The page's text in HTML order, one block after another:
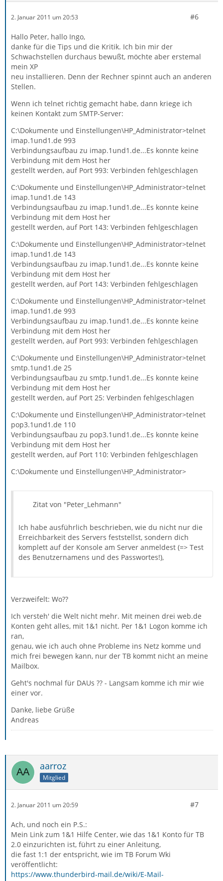
2. Januar 2011 um 20:53 #6
Hallo Peter, hallo Ingo,
danke für die Tips und die Kritik. Ich bin mir der
Schwachstellen durchaus bewußt, möchte aber erstemal
mein XP
neu installieren. Denn der Rechner spinnt auch an anderen
Stellen.
Wenn ich telnet richtig gemacht habe, dann kriege ich
keinen Kontakt zum SMTP-Server:
C:\Dokumente und Einstellungen\HP_Administrator>telnet
imap.1und1.de 993
Verbindungsaufbau zu imap.1und1.de...Es konnte keine
Verbindung mit dem Host her
gestellt werden, auf Port 993: Verbinden fehlgeschlagen
C:\Dokumente und Einstellungen\HP_Administrator>telnet
imap.1und1.de 143
Verbindungsaufbau zu imap.1und1.de...Es konnte keine
Verbindung mit dem Host her
gestellt werden, auf Port 143: Verbinden fehlgeschlagen
C:\Dokumente und Einstellungen\HP_Administrator>telnet
imap.1und1.de 143
Verbindungsaufbau zu imap.1und1.de...Es konnte keine
Verbindung mit dem Host her
gestellt werden, auf Port 143: Verbinden fehlgeschlagen
C:\Dokumente und Einstellungen\HP_Administrator>telnet
imap.1und1.de 993
Verbindungsaufbau zu imap.1und1.de...Es konnte keine
Verbindung mit dem Host her
gestellt werden, auf Port 993: Verbinden fehlgeschlagen
C:\Dokumente und Einstellungen\HP_Administrator>telnet
smtp.1und1.de 25
Verbindungsaufbau zu smtp.1und1.de...Es konnte keine
Verbindung mit dem Host her
gestellt werden, auf Port 25: Verbinden fehlgeschlagen
C:\Dokumente und Einstellungen\HP_Administrator>telnet
pop3.1und1.de 110
Verbindungsaufbau zu pop3.1und1.de...Es konnte keine
Verbindung mit dem Host her
gestellt werden, auf Port 110: Verbinden fehlgeschlagen
C:\Dokumente und Einstellungen\HP_Administrator>
Zitat von "Peter_Lehmann"
Ich habe ausführlich beschrieben, wie du nicht nur die
Erreichbarkeit des Servers feststellst, sondern dich
komplett auf der Konsole am Server anmeldest (=> Test
des Benutzernamens und des Passwortes!),
Verzweifelt: Wo??
Ich versteh' die Welt nicht mehr. Mit meinen drei web.de
Konten geht alles, mit 1&1 nicht. Per 1&1 Logon komme ich
ran,
genau, wie ich auch ohne Probleme ins Netz komme und
mich frei bewegen kann, nur der TB kommt nicht an meine
Mailbox.
Geht's nochmal für DAUs ?? - Langsam komme ich mir wie
einer vor.
Danke, liebe Grüße
Andreas
aarroz
Mitglied
2. Januar 2011 um 20:59 #7
Ach, und noch ein P.S.:
Mein Link zum 1&1 Hilfe Center, wie das 1&1 Konto für TB
2.0 einzurichten ist, führt zu einer Anleitung,
die fast 1:1 der entspricht, wie im TB Forum Wki
veröffentlicht:
https://www.thunderbird-mail.de/wiki/E-Mail-